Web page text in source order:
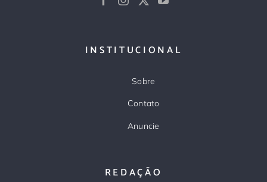
INSTITUCIONAL
Sobre
Contato
Anuncie
REDAÇÃO